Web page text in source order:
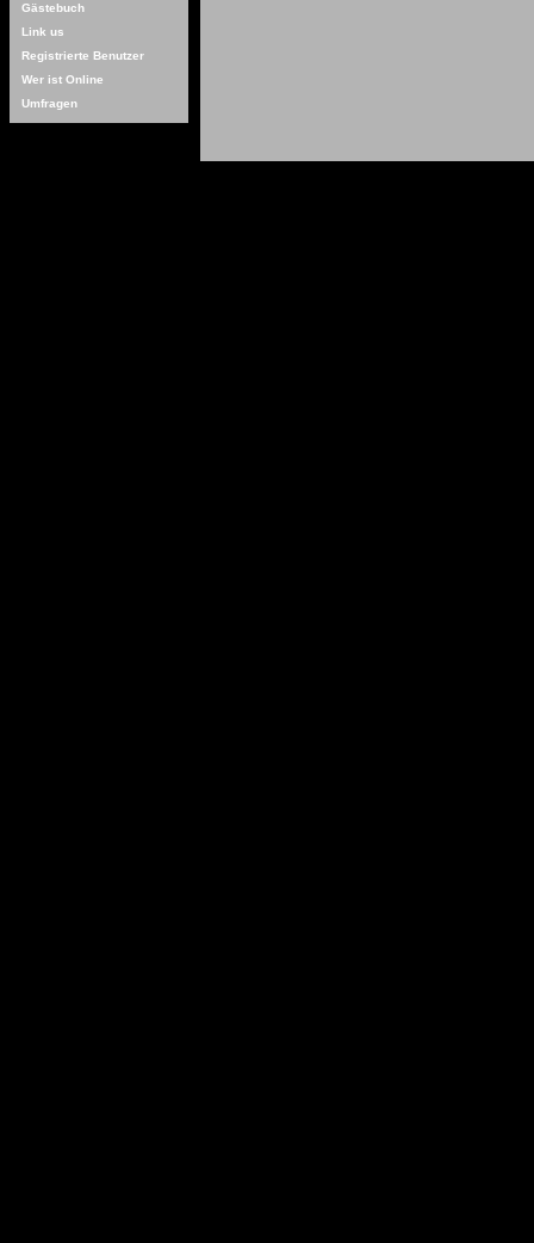
Gästebuch
Link us
Registrierte Benutzer
Wer ist Online
Umfragen